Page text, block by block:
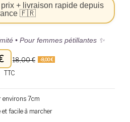
+ livraison rapide depuis
🇫🇷
• Pour femmes pétillantes ✨
18,00 € -8,00 €
TTC
environs 7cm
facile à marcher